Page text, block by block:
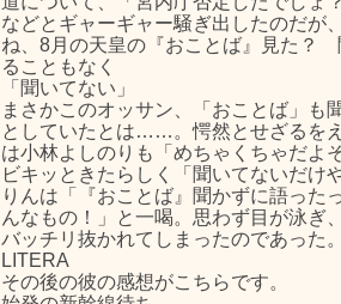
などとギャーギャー騒ぎ出したのだが
ね、8月の天皇の『おことば』見た？
ることもなく
「聞いてない」
まさかこのオッサン、「おことば」も
としていたとは……。愕然とせざるを
は小林よしのりも「めちゃくちゃだよ
ビキッときたらしく「聞いてないだけ
りんは「『おことば』聞かずに語った
んなもの！」と一喝。思わず目が泳ぎ
バッチリ抜かれてしまったのであった。
LITERA
その後の彼の感想がこちらです。